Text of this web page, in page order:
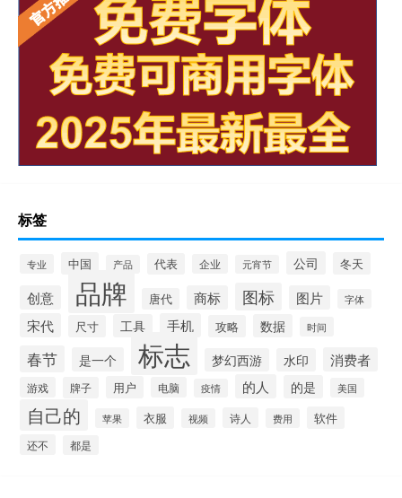
标签
专业 中国 产品 代表 企业 元宵节 公司 冬天
创意 品牌 唐代 商标 图标 图片 字体
宋代 尺寸 工具 手机 攻略 数据 时间
春节 是一个 标志 梦幻西游 水印 消费者
游戏 牌子 用户 电脑 疫情 的人 的是 美国
自己的 苹果 衣服 视频 诗人 费用 软件
还不 都是